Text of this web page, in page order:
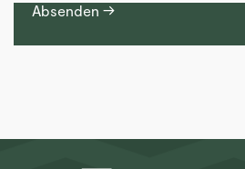
Absenden →